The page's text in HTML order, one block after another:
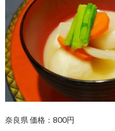
奈良県 価格：800円